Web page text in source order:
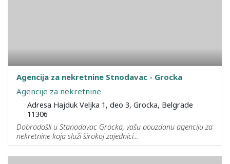
Agencija za nekretnine Stnodavac - Grocka
Agencije za nekretnine
Adresa Hajduk Veljka 1, deo 3, Grocka, Belgrade
11306
Dobrodošli u Stanodavac Grocka, vašu pouzdanu agenciju za
nekretnine koja služi širokoj zajednici...